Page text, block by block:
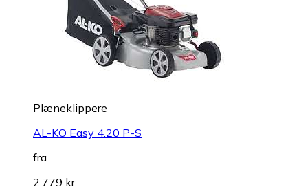
Plæneklippere
AL-KO Easy 4.20 P-S
fra
2.779 kr.